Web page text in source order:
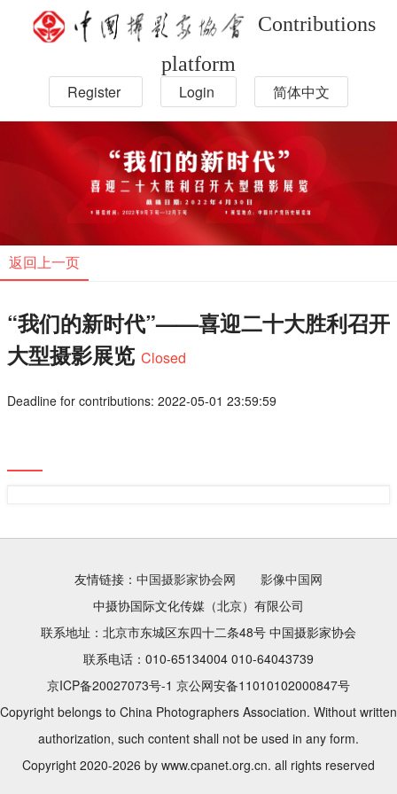
Contributions
platform
Register Login 简体中文
返回上一页
“我们的新时代”——喜迎二十大胜利召开
大型摄影展览 Closed
Deadline for contributions: 2022-05-01 23:59:59
友情链接： 中国摄影家协会网
影像中国网
中摄协国际文化传媒（北京）有限公司
联系地址：北京市东城区东四十二条48号 中国摄影家协会
联系电话：010-65134004 010-64043739
京ICP备20027073号-1 京公网安备11010102000847号
Copyright belongs to China Photographers Association. Without written
authorization, such content shall not be used in any form.
Copyright 2020-2026 by www.cpanet.org.cn. all rights reserved